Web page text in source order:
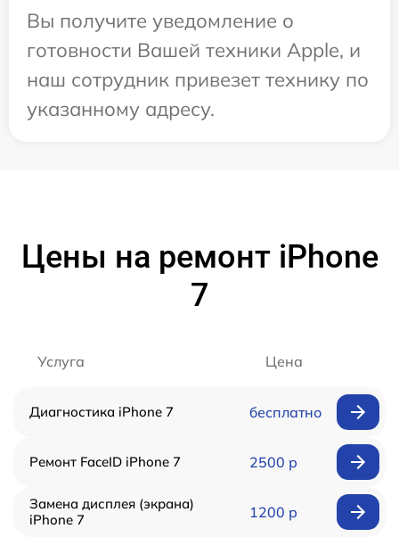
Вы получите уведомление о
готовности Вашей техники Apple, и
наш сотрудник привезет технику по
указанному адресу.
Цены на ремонт iPhone
7
Услуга Цена
Диагностика iPhone 7 бесплатно
Ремонт FaceID iPhone 7 2500 р
Замена дисплея (экрана)
iPhone 7
1200 р